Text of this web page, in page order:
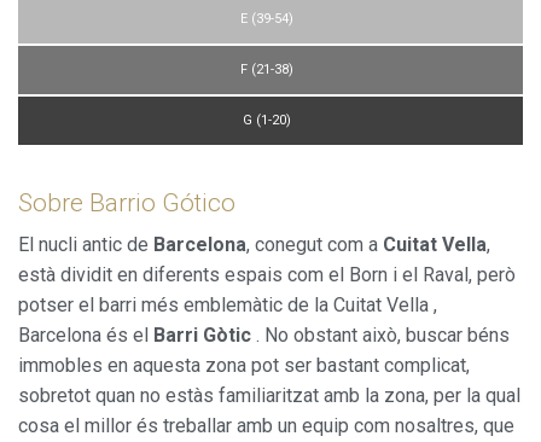
E (39-54)
F (21-38)
G (1-20)
Sobre Barrio Gótico
El nucli antic de Barcelona, conegut com a Cuitat Vella,
està dividit en diferents espais com el Born i el Raval, però
potser el barri més emblemàtic de la Cuitat Vella ,
Barcelona és el Barri Gòtic . No obstant això, buscar béns
immobles en aquesta zona pot ser bastant complicat,
sobretot quan no estàs familiaritzat amb la zona, per la qual
cosa el millor és treballar amb un equip com nosaltres, que